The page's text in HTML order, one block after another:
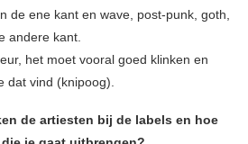
de ene kant en wave, post-punk, goth,
andere kant.
het moet vooral goed klinken en
dat vind (knipoog).
de artiesten bij de labels en hoe